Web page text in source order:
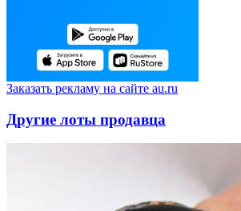
Заказать рекламу на сайте au.ru
Другие лоты продавца